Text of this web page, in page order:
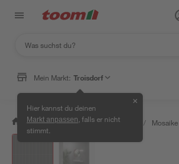
Mein Markt: Troisdorf
Hier kannst du deinen
Markt anpassen , falls er nicht
stimmt.
✕
/ Bauen & Renovieren / Fliesen / Mosaike